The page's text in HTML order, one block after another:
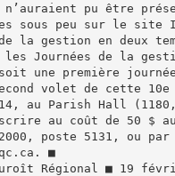
n’auraient pu être
sous peu sur le site
la gestion en deux
les Journées de la
une première
volet de cette
au Parish Hall
au coût de 50 $
poste 5131, ou
■
Régional ■ 19